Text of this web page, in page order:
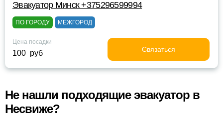
Эвакуатор Минск +375296599994
ПО ГОРОДУ МЕЖГОРОД
Цена посадки
100 руб Связаться
Не нашли подходящие эвакуатор в
Несвиже?